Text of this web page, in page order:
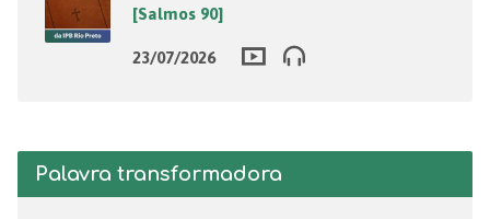
[Salmos 90]
23/07/2026
Palavra transformadora